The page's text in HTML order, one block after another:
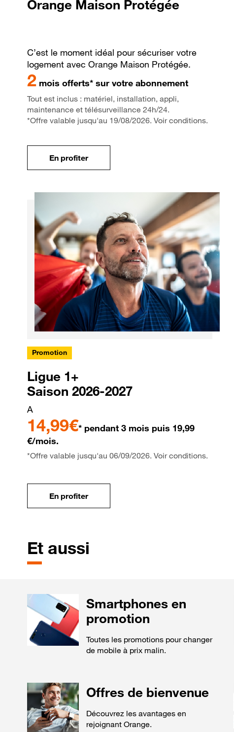
Orange Maison Protégée
C’est le moment idéal pour sécuriser votre
logement avec Orange Maison Protégée.
2 mois offerts* sur votre abonnement
Tout est inclus : matériel, installation, appli,
maintenance et télésurveillance 24h/24.
*Offre valable jusqu'au 19/08/2026. Voir conditions.
En profiter
Promotion
Ligue 1+
Saison 2026-2027
A
14,99€* pendant 3 mois puis 19,99
€/mois.
*Offre valable jusqu'au 06/09/2026. Voir conditions.
En profiter
Et aussi
Smartphones en
promotion
Toutes les promotions pour changer
de mobile à prix malin.
Offres de bienvenue
Découvrez les avantages en
rejoignant Orange.